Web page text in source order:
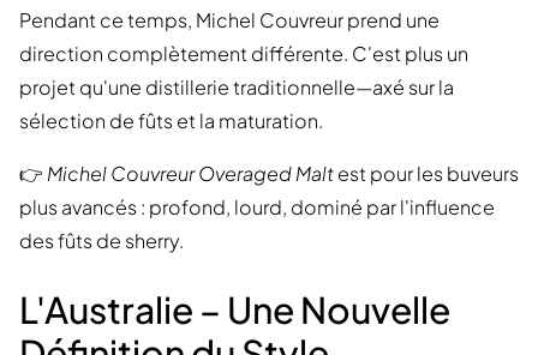
Pendant ce temps, Michel Couvreur prend une
direction complètement différente. C'est plus un
projet qu'une distillerie traditionnelle—axé sur la
sélection de fûts et la maturation.
👉 Michel Couvreur Overaged Maltest pour les buveurs
plus avancés : profond, lourd, dominé par l'influence
des fûts de sherry.
L'Australie – Une Nouvelle